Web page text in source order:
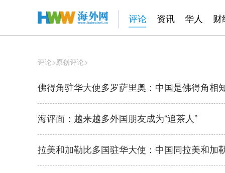
评论 资讯 华人 财
评论>原创评论>
佛得角驻华大使多罗萨里奥：中国是佛得角相
海评面：越来越多外国朋友成为“追茶人”
拉美和加勒比多国驻华大使：中国同拉美和加